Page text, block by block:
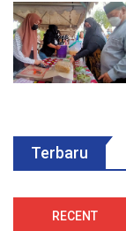
Terbaru
RECENT